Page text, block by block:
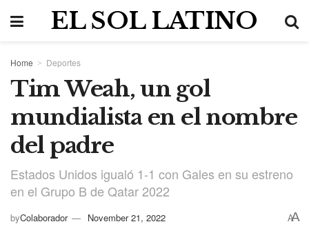
EL SOL LATINO
Home Deportes
Tim Weah, un gol
mundialista en el nombre
del padre
Estados Unidos igualó 1-1 con Gales en su estreno
en el Grupo B de Qatar 2022
byColaborador November 21, 2022 AA